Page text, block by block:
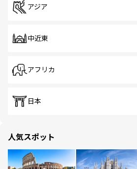
アジア
中近東
アフリカ
日本
人気スポット